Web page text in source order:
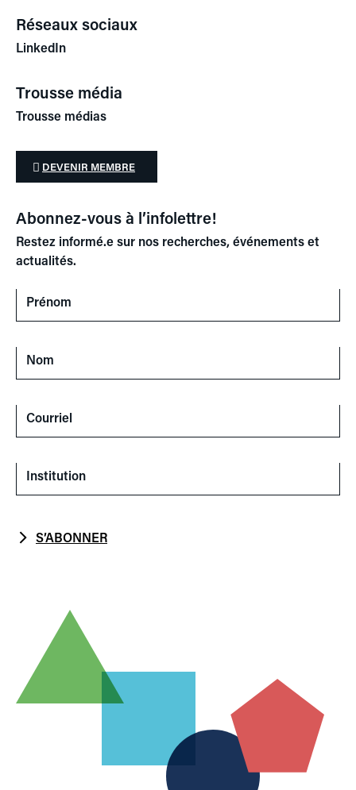
Réseaux sociaux
LinkedIn
Trousse média
Trousse médias
DEVENIR MEMBRE
Abonnez-vous à l’infolettre!
Restez informé.e sur nos recherches, événements et
actualités.